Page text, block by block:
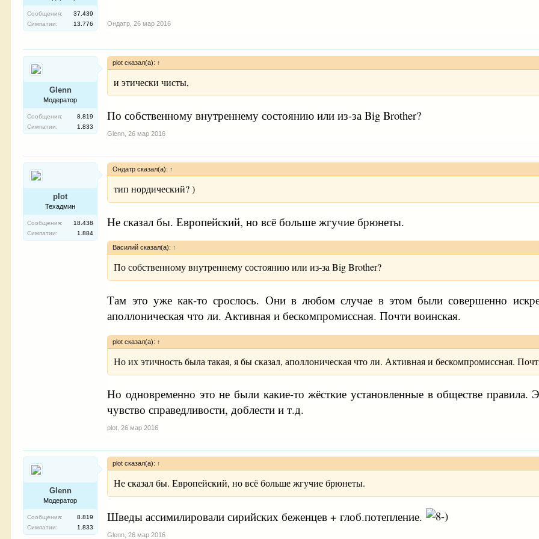
Сообщения:
37.439
Симпатии:
13.776 Ондатр 26 мар 2016
Glenn
Модератор
Сообщения:
8.819
Симпатии:
1.833
plot сказал(а): ↑
и этически чисты,
По собственному внутреннему состоянию или из-за Big Brother?
Glenn 26 мар 2016
plot
Техадмин
Сообщения:
18.438
Симпатии:
1.884
Ондатр сказал(а): ↑
тип нордический? )
Не сказал бы. Европейский, но всё больше жгучие брюнеты.
Василий сказал(а): ↑
По собственному внутреннему состоянию или из-за Big Brother?
Там это уже как-то срослось. Они в любом случае в этом были совершенно
аполлоническая что ли. Активная и бескомпромиссная. Почти воинская.
plot сказал(а): ↑
Но их этичность была такая, я бы сказал, аполлоническая что ли. Активная и бескомпромиссная.
Но одновременно это не были какие-то жёсткие установленные в обществе правила.
чувство справедливости, доблести и т.д.
plot 26 мар 2016
Glenn
Модератор
Сообщения:
8.819
Симпатии:
1.833
plot сказал(а): ↑
Не сказал бы. Европейский, но всё больше жгучие брюнеты.
Шведы ассимилировали сирийских беженцев + глоб.потепление.
Glenn 26 мар 2016